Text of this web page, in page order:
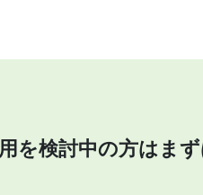
を検討中の方はま